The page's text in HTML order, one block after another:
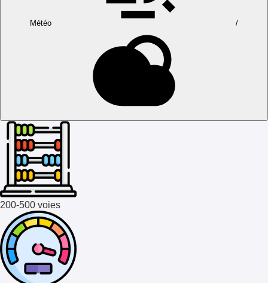
Météo /
200-500 voies